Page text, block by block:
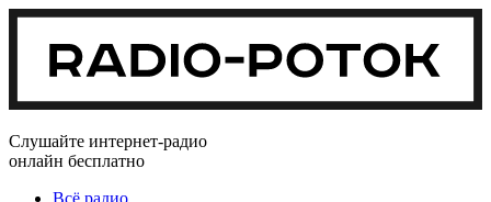
Слушайте интернет-радио
онлайн бесплатно